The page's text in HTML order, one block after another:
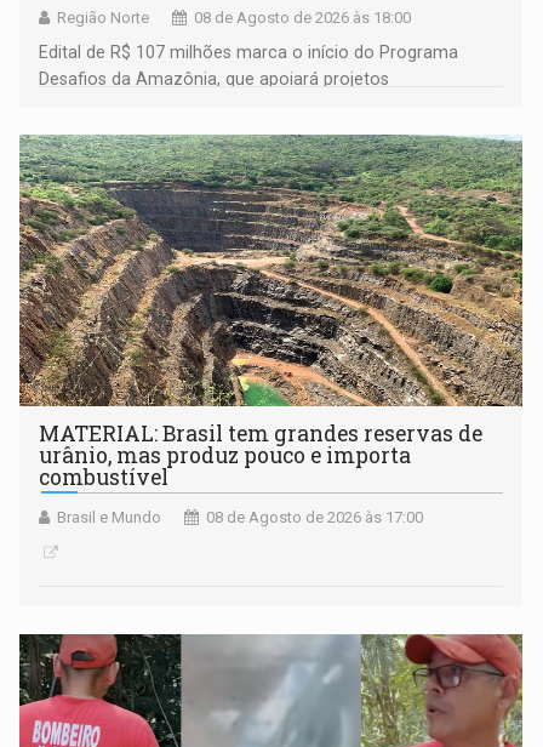
Região Norte 08 de Agosto de 2026 às 18:00
Edital de R$ 107 milhões marca o início do Programa
Desafios da Amazônia, que apoiará projetos
submissão de pré-propostas poderá ser feita até 1º de
setembro
MATERIAL: Brasil tem grandes reservas de
urânio, mas produz pouco e importa
combustível
Brasil e Mundo 08 de Agosto de 2026 às 17:00